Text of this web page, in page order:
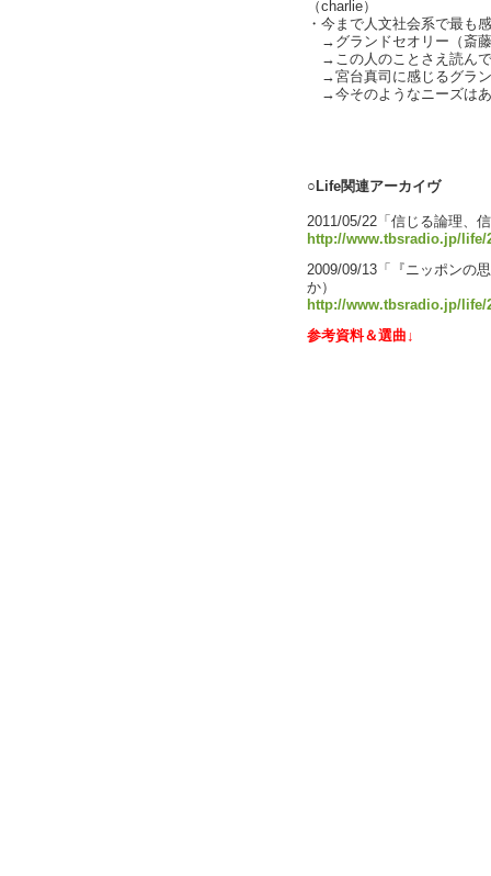
（charlie）
・今まで人文社会系で最も
→グランドセオリー（斎
→この人のことさえ読んで
→宮台真司に感じるグラ
→今そのようなニーズは
○Life関連アーカイヴ
2011/05/22「信じる論理、
http://www.tbsradio.jp/life/
2009/09/13「『ニッポンの
か）
http://www.tbsradio.jp/life/
参考資料＆選曲↓